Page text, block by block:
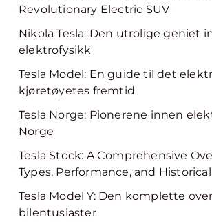
Revolutionary Electric SUV
Nikola Tesla: Den utrolige geniet
elektrofysikk
Tesla Model: En guide til det
kjøretøyetes fremtid
Tesla Norge: Pionerene innen
Norge
Tesla Stock: A Comprehensive
Types, Performance, and
Tesla Model Y: Den komplette
bilentusiaster